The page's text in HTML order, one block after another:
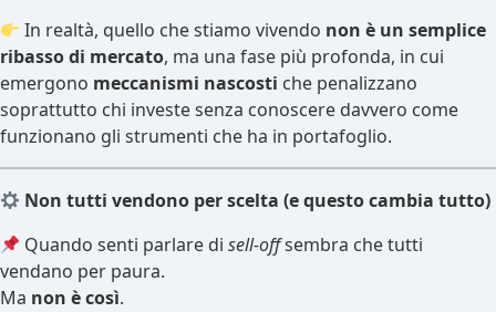
In realtà, quello che stiamo vivendo non è un semplice
ribasso di mercato, ma una fase più profonda, in cui
emergono meccanismi nascosti che penalizzano
soprattutto chi investe senza conoscere davvero come
funzionano gli strumenti che ha in portafoglio.
Non tutti vendono per scelta (e questo cambia tutto)
Quando senti parlare disell-offsembra che tutti
vendano per paura.
Ma non è così.